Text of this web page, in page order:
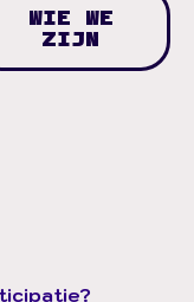
WIE WE
ZIJN